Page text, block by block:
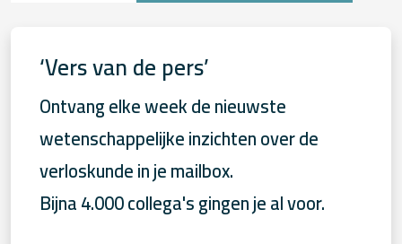
‘Vers van de pers’
Ontvang elke week de nieuwste
wetenschappelijke inzichten over de
verloskunde in je mailbox.
Bijna 4.000 collega's gingen je al voor.